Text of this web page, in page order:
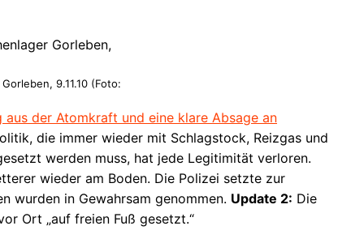
9.11.10 (Foto:
der Atomkraft und eine klare Absage an
die immer wieder mit Schlagstock, Reizgas und
werden muss, hat jede Legitimität verloren.
wieder am Boden. Die Polizei setzte zur
wurden in Gewahrsam genommen. Update 2: Die
Ort „auf freien Fuß gesetzt.“